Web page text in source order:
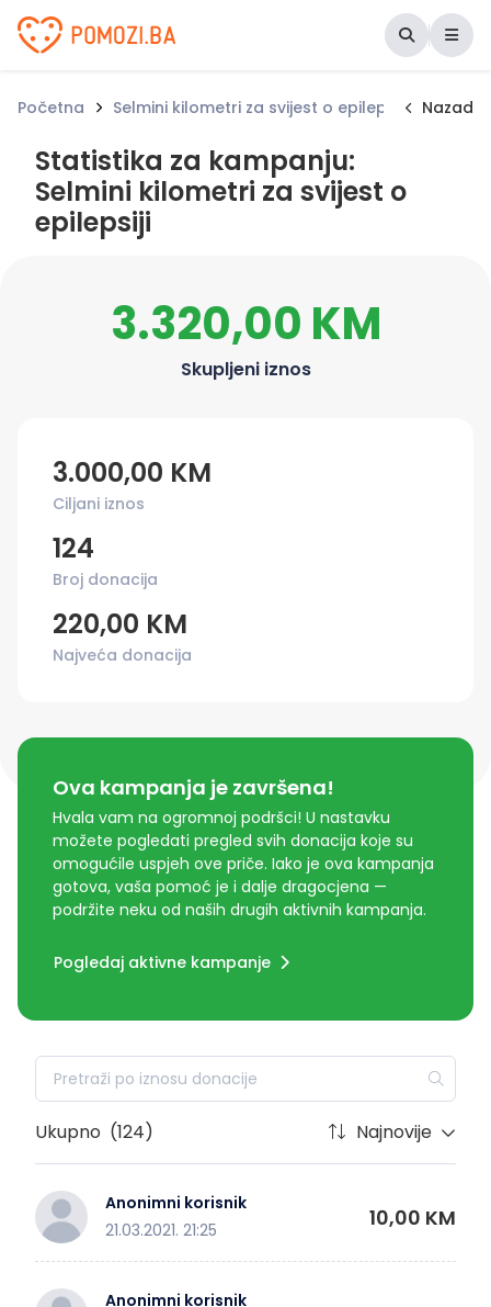
Udruženje Pomozi.ba
Početna Selmini kilometri za svijest o epilepsiji Nazad
Statistika za kampanju:
Selmini kilometri za svijest o
epilepsiji
3.320,00 KM
Skupljeni iznos
3.000,00 KM
Ciljani iznos
124
Broj donacija
220,00 KM
Najveća donacija
Ova kampanja je završena!
Hvala vam na ogromnoj podršci! U nastavku
možete pogledati pregled svih donacija koje su
omogućile uspjeh ove priče. Iako je ova kampanja
gotova, vaša pomoć je i dalje dragocjena —
podržite neku od naših drugih aktivnih kampanja.
Pogledaj aktivne kampanje
Ukupno (124) Najnovije
Anonimni korisnik
21.03.2021. 21:25
10,00 KM
Anonimni korisnik